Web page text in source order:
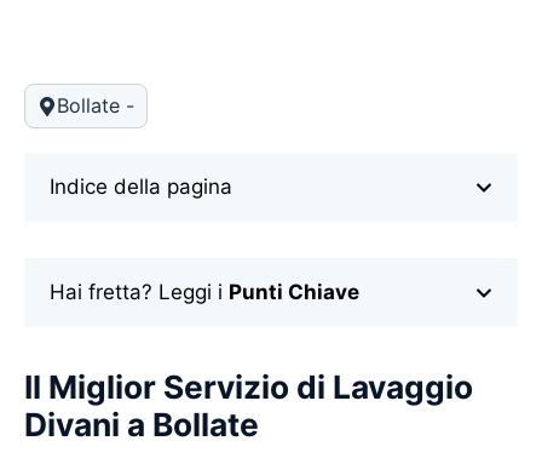
Bollate -
Indice della pagina
Hai fretta? Leggi i Punti Chiave
Il Miglior Servizio di Lavaggio
Divani a Bollate